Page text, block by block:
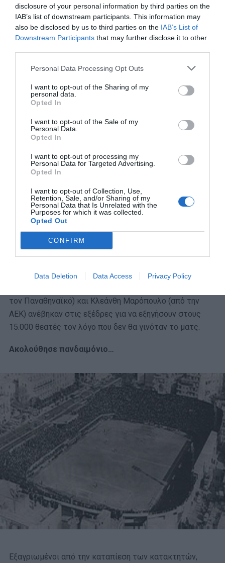
disclosure of your personal information by third parties on the
IAB’s list of downstream participants. This information may
also be disclosed by us to third parties on the IAB’s List of
Downstream Participants that may further disclose it to other
Personal Data Processing Opt Outs
I want to opt-out of the Sharing of my
personal data.
Opted In
I want to opt-out of the Sale of my
Personal Data.
Opted In
I want to opt-out of processing my
Personal Data for Targeted Advertising.
Opted In
I want to opt-out of Collection, Use,
Retention, Sale, and/or Sharing of my
Personal Data that Is Unrelated with the
Purposes for which it was collected.
Opted Out
CONFIRM
Data Deletion Data Access Privacy Policy
Το σκεπτικό ήταν συγκεκριμένο και το εξήγησε μια
επιτροπή ποδοσφαιριστών στον τότε πρόεδρο του
Παναθηναϊκού, Απόστολο Νικολαΐδη:
στο νοσοκομείο Σωτηρία, όπου νοσηλεύονταν
ασθενείς με φυματίωση, ανάμεσα τους και αρκετοί
αθλητές.
Το αίτημα που υπέβαλαν ωστόσο ανήμερα του αγώνα
δεν είχε την απάντηση που περίμεναν.
Ο Νικολαΐδης τους τόνισε ότι αυτό δεν μπορούσε να
γίνει (ισχυριζόμενος ότι οι Γερμανοί είχαν
Και όχι μόνο αυτό, αλλά τους ανακοίνωσε ότι διαιτητής
θα ήταν ένας Αυστριακός αξιωματικός των κατοχικών
δυνάμεων, ώστε να ελέγχουν την κατάσταση.
Με αυτούς τους όρους λοιπόν οι παίκτες αρνήθηκαν
τον Παναθηναϊκό) και Κλεάνθη Μαρόπουλο (από την
ΑΕΚ) ανέβηκαν στις εξέδρες για να εξηγήσουν στους
15.000 θεατές τον λόγο που δεν θα γινόταν το ματς.
Ακολούθησε πανδαιμόνιο…
Εξαγριωμένοι από την καταπίεση των κατακτητών,